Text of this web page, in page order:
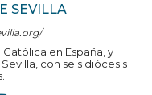
SEVILLA
en España, y
con seis diócesis